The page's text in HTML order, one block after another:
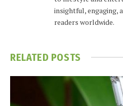
insightful, engaging,
readers worldwide.
RELATED POSTS